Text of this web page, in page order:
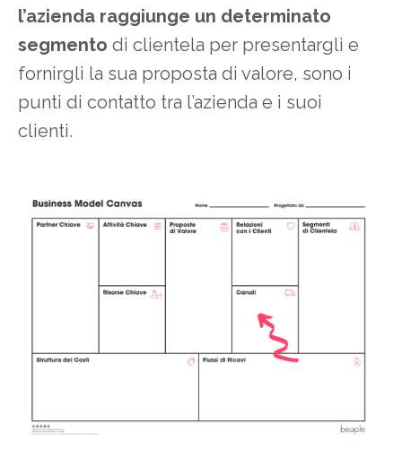
l’azienda raggiunge un determinato
segmento di clientela per presentargli e
fornirgli la sua proposta di valore, sono i
punti di contatto tra l’azienda e i suoi
clienti.